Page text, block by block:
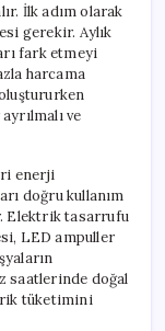
İlk adım olarak
gerekir. Aylık
fark etmeyi
harcama
ve
enerji
doğru kullanım
Elektrik tasarrufu
LED ampuller
saatlerinde doğal
tüketimini